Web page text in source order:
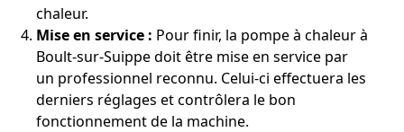
chaleur.
Mise en service : Pour finir, la pompe à chaleur à
Boult-sur-Suippe doit être mise en service par
un professionnel reconnu. Celui-ci effectuera les
derniers réglages et contrôlera le bon
fonctionnement de la machine.